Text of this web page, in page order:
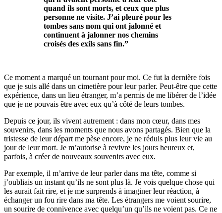
quand ils sont morts, et ceux que plus
personne ne visite. J’ai pleuré pour les
tombes sans nom qui ont jalonné et
continuent à jalonner nos chemins
croisés des exils sans fin.”
Ce moment a marqué un tournant pour moi. Ce fut la dernière fois
que je suis allé dans un cimetière pour leur parler. Peut-être que cette
expérience, dans un lieu étranger, m’a permis de me libérer de l’idée
que je ne pouvais être avec eux qu’à côté de leurs tombes.
Depuis ce jour, ils vivent autrement : dans mon cœur, dans mes
souvenirs, dans les moments que nous avons partagés. Bien que la
tristesse de leur départ me pèse encore, je ne réduis plus leur vie au
jour de leur mort. Je m’autorise à revivre les jours heureux et,
parfois, à créer de nouveaux souvenirs avec eux.
Par exemple, il m’arrive de leur parler dans ma tête, comme si
j’oubliais un instant qu’ils ne sont plus là. Je vois quelque chose qui
les aurait fait rire, et je me surprends à imaginer leur réaction, à
échanger un fou rire dans ma tête. Les étrangers me voient sourire,
un sourire de connivence avec quelqu’un qu’ils ne voient pas. Ce ne